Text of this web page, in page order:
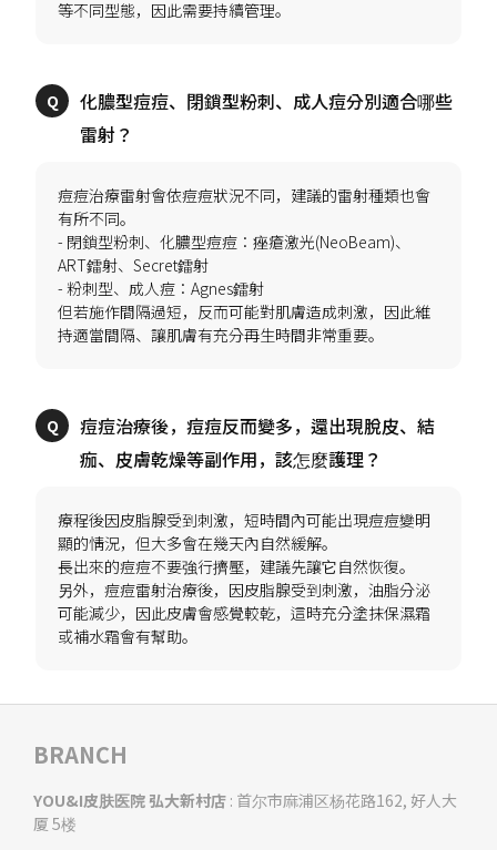
化膿型痘痘、閉鎖型粉刺、成人痘分別適合哪些
痘痘治療雷射會依痘痘狀況不同，建議的雷射種類也會
有所不同。
- 閉鎖型粉刺、化膿型痘痘：痤瘡激光(NeoBeam)、
ART鐳射、Secret鐳射
- 粉刺型、成人痘：Agnes鐳射
但若施作間隔過短，反而可能對肌膚造成刺激，因此維
痘痘治療後，痘痘反而變多，還出現脫皮、結
療程後因皮脂腺受到刺激，短時間內可能出現痘痘變明
顯的情況，但大多會在幾天內自然緩解。
長出來的痘痘不要強行擠壓，建議先讓它自然恢復。
另外，痘痘雷射治療後，因皮脂腺受到刺激，油脂分泌
可能減少，因此皮膚會感覺較乾，這時充分塗抹保濕霜
BRANCH
YOU&I皮肤医院 弘大新村店 : 首尔市麻浦区杨花路162, 好人大
厦 5楼